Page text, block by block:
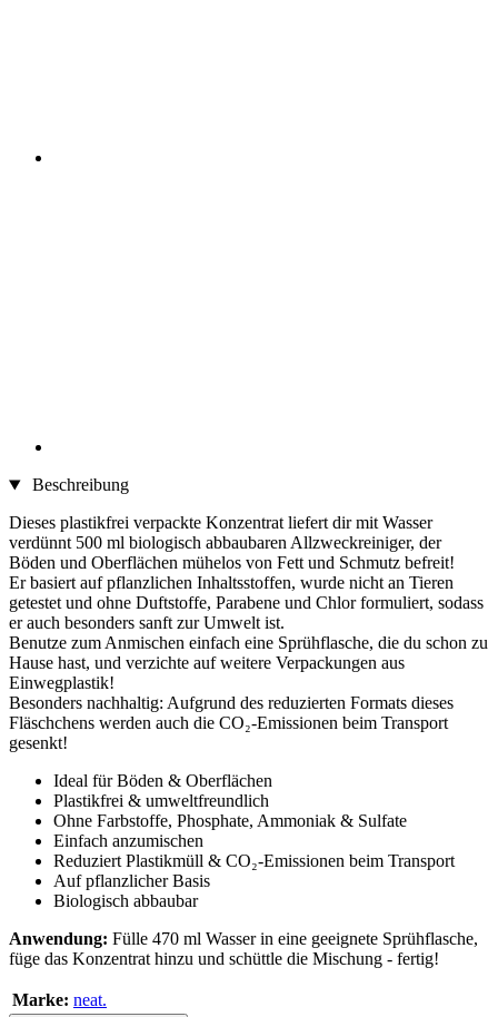
Beschreibung
Dieses plastikfrei verpackte Konzentrat liefert dir mit Wasser
verdünnt 500 ml biologisch abbaubaren Allzweckreiniger, der
Böden und Oberflächen mühelos von Fett und Schmutz befreit!
Er basiert auf pflanzlichen Inhaltsstoffen, wurde nicht an Tieren
getestet und ohne Duftstoffe, Parabene und Chlor formuliert, sodass
er auch besonders sanft zur Umwelt ist.
Benutze zum Anmischen einfach eine Sprühflasche, die du schon zu
Hause hast, und verzichte auf weitere Verpackungen aus
Einwegplastik!
Besonders nachhaltig: Aufgrund des reduzierten Formats dieses
Fläschchens werden auch die CO₂-Emissionen beim Transport
gesenkt!
Ideal für Böden & Oberflächen
Plastikfrei & umweltfreundlich
Ohne Farbstoffe, Phosphate, Ammoniak & Sulfate
Einfach anzumischen
Reduziert Plastikmüll & CO₂-Emissionen beim Transport
Auf pflanzlicher Basis
Biologisch abbaubar
Anwendung: Fülle 470 ml Wasser in eine geeignete Sprühflasche,
füge das Konzentrat hinzu und schüttle die Mischung - fertig!
Marke: neat.